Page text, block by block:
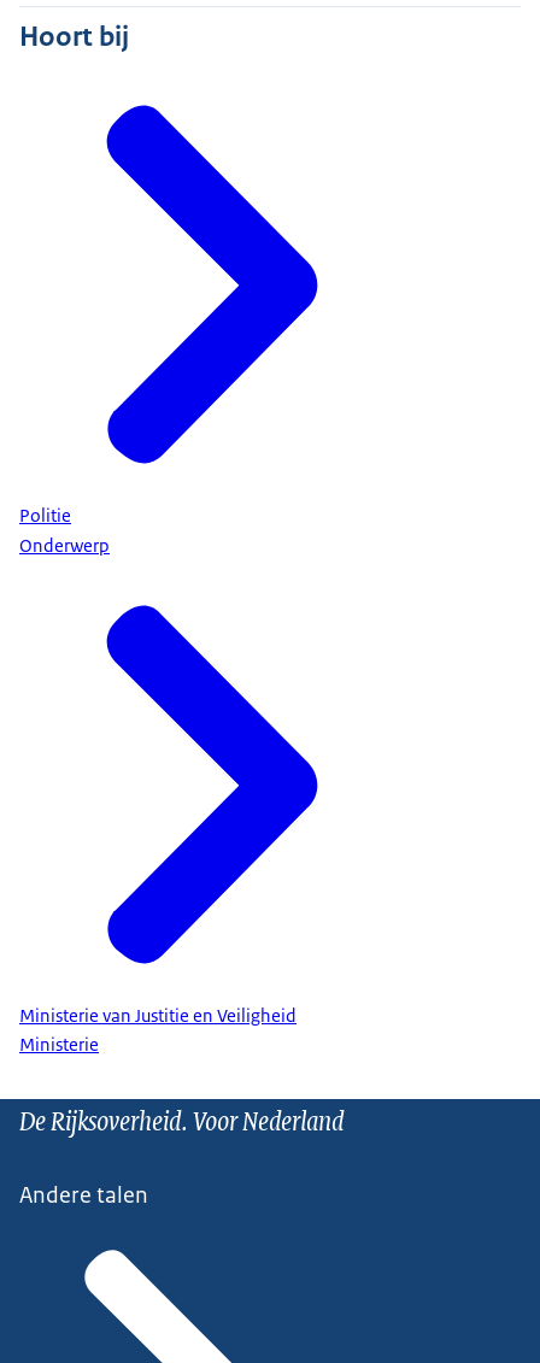
Hoort bij
Politie
Onderwerp
Ministerie van Justitie en Veiligheid
Ministerie
De Rijksoverheid. Voor Nederland
Andere talen